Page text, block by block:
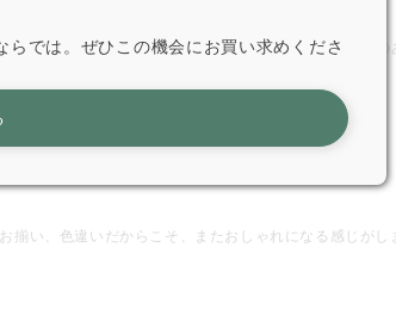
ので、高級感もあり夏場も涼しく快適です。清潔感
揃い、色違いだからこそ、またおしゃれになる感じがし
では。ぜひこの機会にお買い求めくださ